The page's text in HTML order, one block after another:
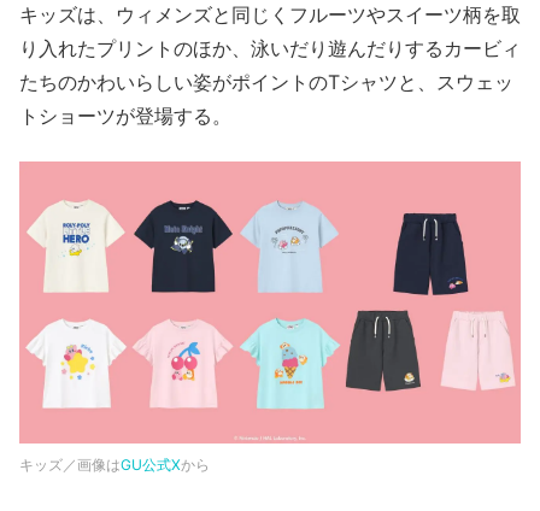
キッズは、ウィメンズと同じくフルーツやスイーツ柄を取
り入れたプリントのほか、泳いだり遊んだりするカービィ
たちのかわいらしい姿がポイントのTシャツと、スウェッ
トショーツが登場する。
キッズ／画像はGU公式Xから